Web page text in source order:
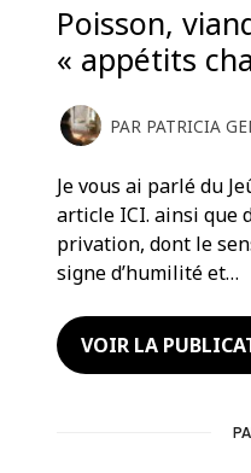
Poisson,
« appétits
PAR PATRICIA
Je vous ai parlé du
article ICI. ainsi que
privation, dont le
signe d’humilité et…
VOIR LA